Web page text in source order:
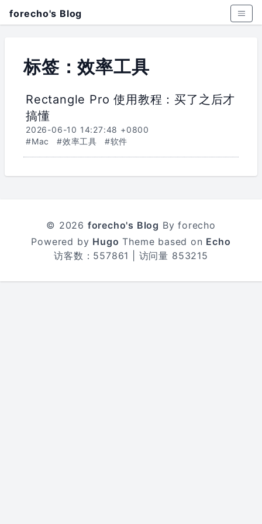
forecho's Blog
标签：效率工具
Rectangle Pro 使用教程：买了之后才
搞懂
2026-06-10 14:27:48 +0800
#Mac
#效率工具 #软件
© 2026 forecho's Blog By forecho
Powered by Hugo Theme based on Echo
访客数： 557861 | 访问量 853215